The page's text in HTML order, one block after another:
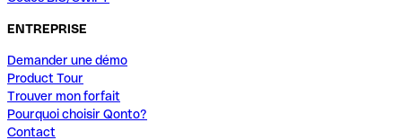
ENTREPRISE
Demander une démo
Product Tour
Trouver mon forfait
Pourquoi choisir Qonto?
Contact